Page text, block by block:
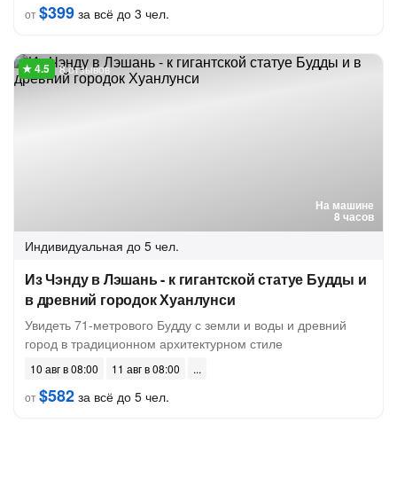
от$399 за всё до 3 чел.
На машине
8 часов
8 отзывов
Индивидуальная до 5 чел.
Из Чэнду в Лэшань - к гигантской статуе Будды и
в древний городок Хуанлунси
Увидеть 71-метрового Будду с земли и воды и древний
город в традиционном архитектурном стиле
10 авг в 08:00
11 авг в 08:00
от$582 за всё до 5 чел.